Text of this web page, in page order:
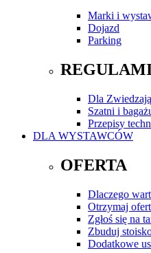
Marki i
Dojazd
Parking
Dla
Szatni i
Przepisy
DLA WYSTAWCÓW
OFERTA
Dlaczego
Otrzymaj
Zgłoś się na
Zbuduj
Dodatkowe